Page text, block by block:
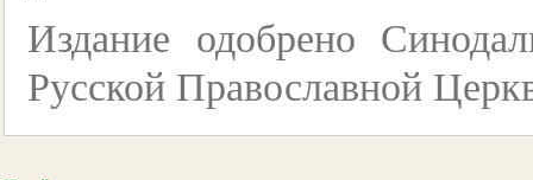
Издание одобрено
Русской Православной